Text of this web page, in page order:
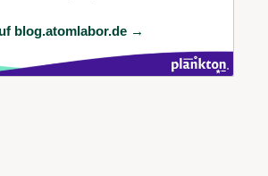
blog.atomlabor.de →